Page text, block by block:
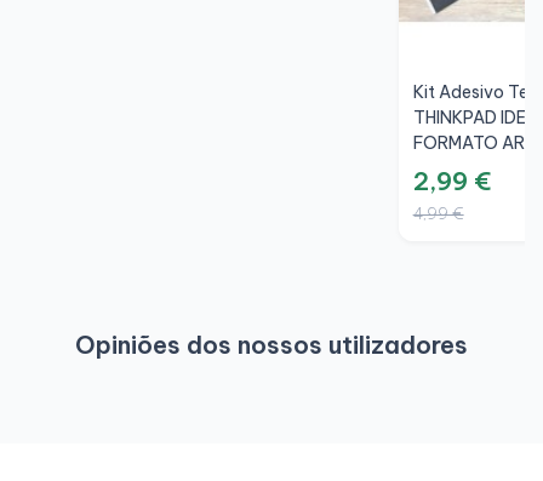
Kit Adesivo
THINKPAD
FORMATO
14mm
2,99 €
4,99 €
Opiniões dos nossos utilizadores